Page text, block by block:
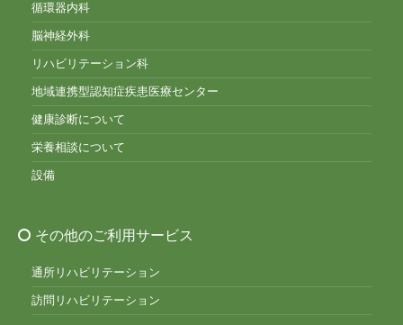
循環器内科
脳神経外科
リハビリテーション科
地域連携型認知症疾患医療センター
健康診断について
栄養相談について
設備
その他のご利用サービス
通所リハビリテーション
訪問リハビリテーション